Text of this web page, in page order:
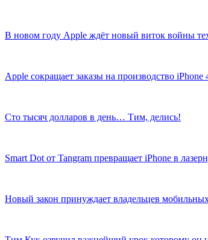
В новом году Apple ждёт новый виток войны
Apple сокращает заказы на производство
Сто тысяч долларов в день… Тим, делись!
Smart Dot от Tangram превращает iPhone в
Новый закон принуждает владельцев